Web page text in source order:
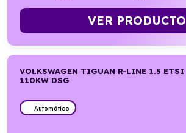
VER PRODUCTO
VOLKSWAGEN TIGUAN R-LINE 1.5 ETSI
110KW DSG
Automático